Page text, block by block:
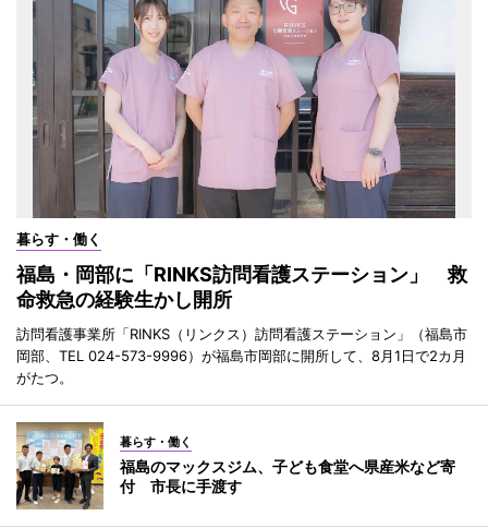
暮らす・働く
福島・岡部に「RINKS訪問看護ステーション」 救
命救急の経験生かし開所
訪問看護事業所「RINKS（リンクス）訪問看護ステーション」（福島市
岡部、TEL 024-573-9996）が福島市岡部に開所して、8月1日で2カ月
がたつ。
暮らす・働く
福島のマックスジム、子ども食堂へ県産米など寄
付 市長に手渡す